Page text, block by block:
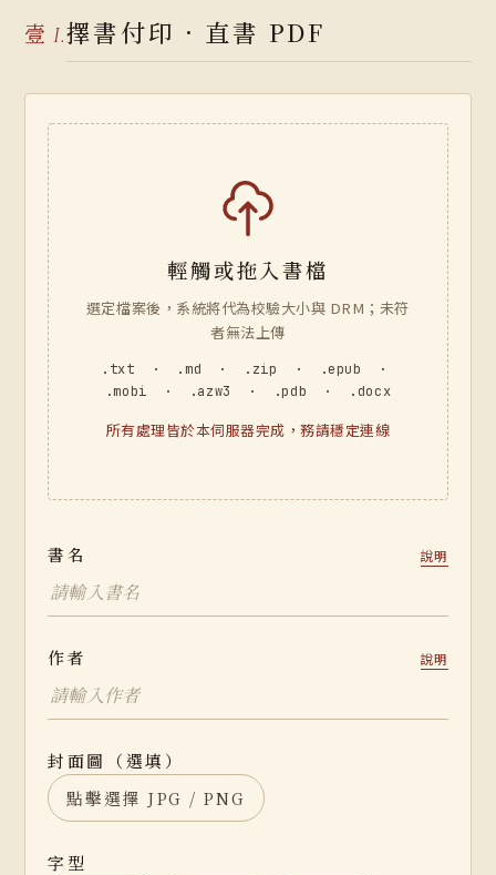
壹 I.擇書付印 · 直書 PDF
輕觸或拖入書檔
選定檔案後，系統將代為校驗大小與 DRM；未符
者無法上傳
.txt · .md · .zip · .epub ·
.mobi · .azw3 · .pdb · .docx
所有處理皆於本伺服器完成，務請穩定連線
書名 說明
作者 說明
封面圖（選填）
點擊選擇 JPG / PNG
字型